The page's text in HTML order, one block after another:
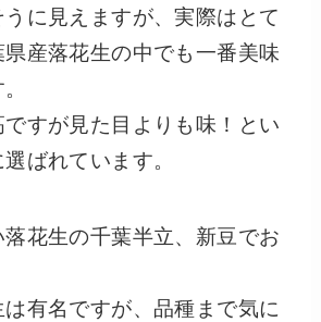
に見えますが、実際はとて
産落花生の中でも一番美味
すが見た目よりも味！とい
ばれています。
花生の千葉半立、新豆でお
有名ですが、品種まで気に